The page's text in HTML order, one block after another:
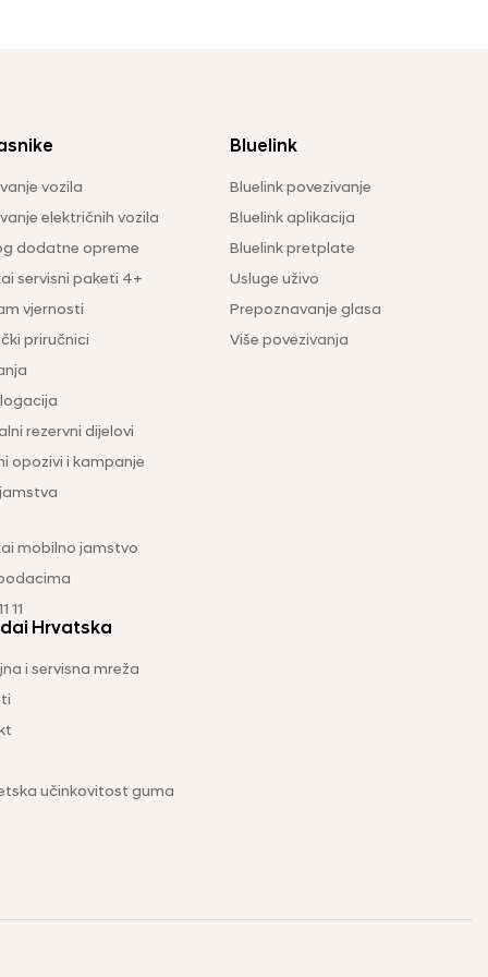
vozila
električnih vozila
dodatne opreme
servisni paketi 4+
vjernosti
priručnici
rezervni dijelovi
opozivi i kampanje
mobilno jamstvo
11
Bluelink
Bluelink povezivanje
Bluelink aplikacija
Bluelink pretplate
Usluge uživo
Prepoznavanje glasa
Više povezivanja
Hrvatska
i servisna mreža
učinkovitost guma